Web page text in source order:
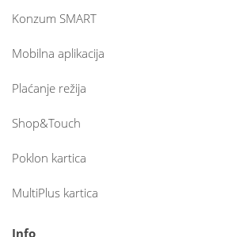
Konzum SMART
Mobilna aplikacija
Plaćanje režija
Shop&Touch
Poklon kartica
MultiPlus kartica
Info